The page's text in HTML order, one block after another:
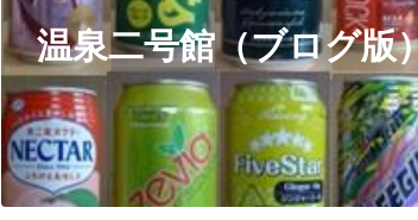
温泉二号館（ブログ版